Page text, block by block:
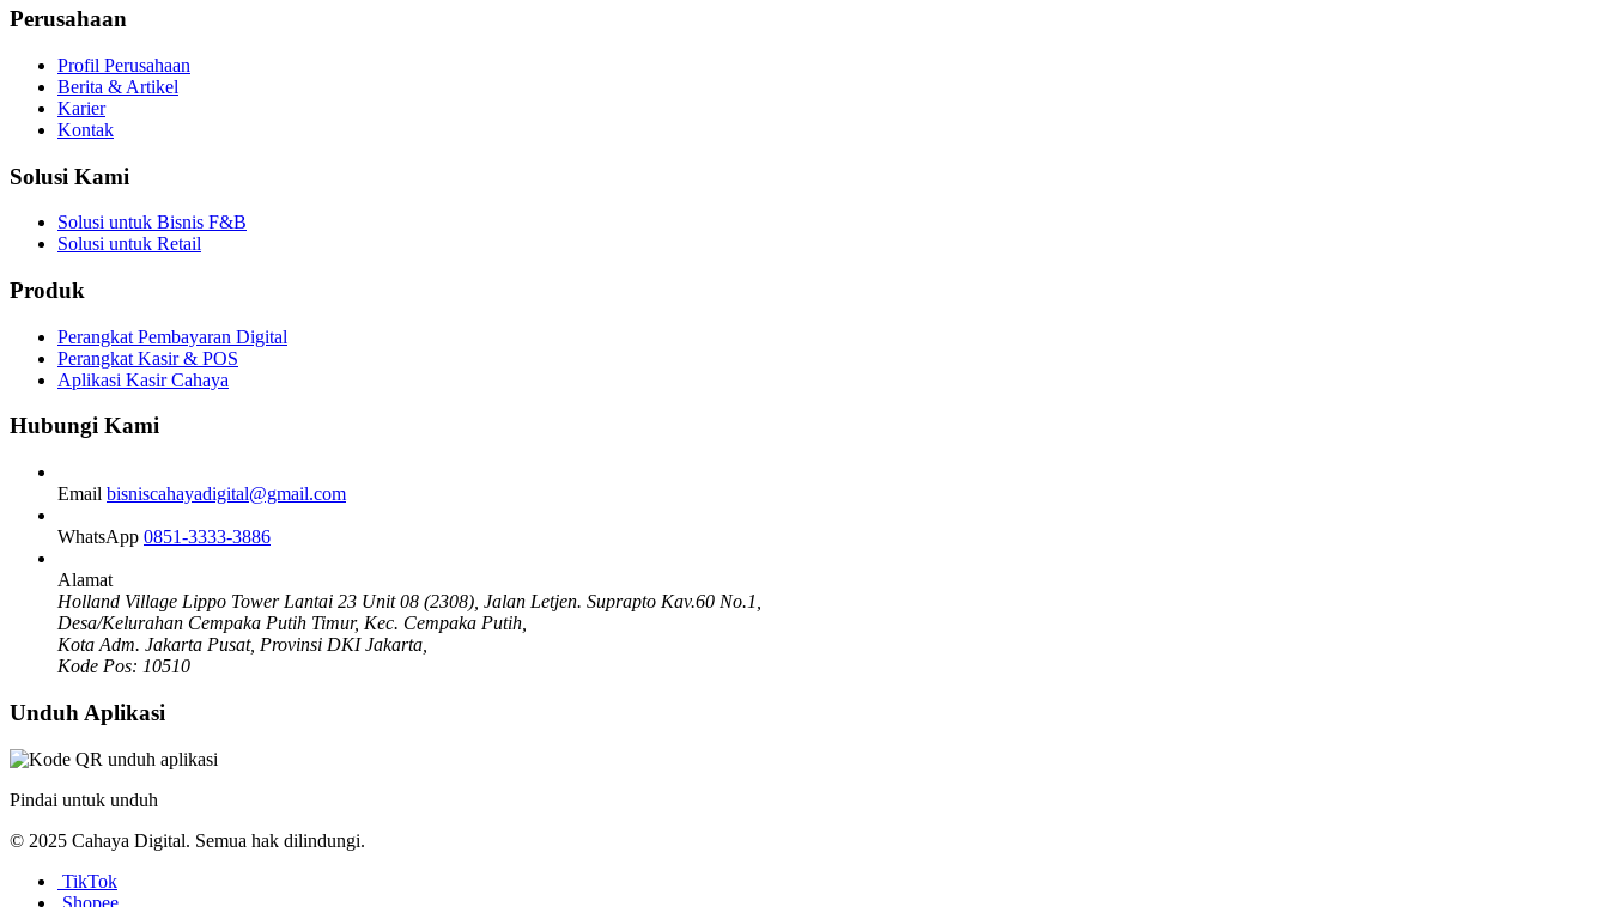
Perusahaan
Profil Perusahaan
Berita & Artikel
Karier
Kontak
Solusi Kami
Solusi untuk Bisnis F&B
Solusi untuk Retail
Produk
Perangkat Pembayaran Digital
Perangkat Kasir & POS
Aplikasi Kasir Cahaya
Hubungi Kami
Email bisniscahayadigital@gmail.com
WhatsApp 0851-3333-3886
Alamat
Holland Village Lippo Tower Lantai 23 Unit 08 (2308), Jalan Letjen. Suprapto Kav.60 No.1,
Desa/Kelurahan Cempaka Putih Timur, Kec. Cempaka Putih,
Kota Adm. Jakarta Pusat, Provinsi DKI Jakarta,
Kode Pos: 10510
Unduh Aplikasi
Pindai untuk unduh
© 2025 Cahaya Digital. Semua hak dilindungi.
TikTok
Shopee